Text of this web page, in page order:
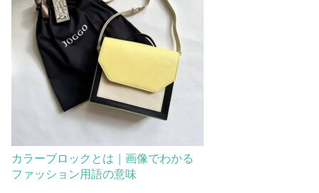
カラーブロックとは｜画像でわかる
ファッション用語の意味